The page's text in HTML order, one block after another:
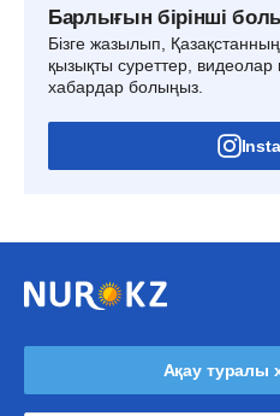
Барлығын бірінші
Бізге жазылып,
қызықты суреттер,
хабардар болыңыз.
Ақау туралы